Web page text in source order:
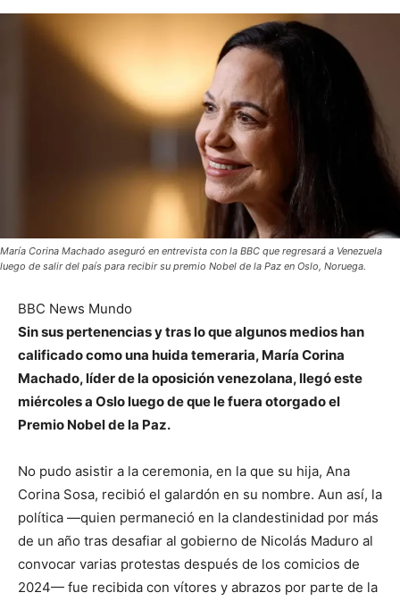
María Corina Machado aseguró en entrevista con la BBC que regresará a Venezuela
luego de salir del país para recibir su premio Nobel de la Paz en Oslo, Noruega.
BBC News Mundo
Sin sus pertenencias y tras lo que algunos medios han
calificado como una huida temeraria, María Corina
Machado, líder de la oposición venezolana, llegó este
miércoles a Oslo luego de que le fuera otorgado el
Premio Nobel de la Paz.
No pudo asistir a la ceremonia, en la que su hija, Ana
Corina Sosa, recibió el galardón en su nombre. Aun así, la
política —quien permaneció en la clandestinidad por más
de un año tras desafiar al gobierno de Nicolás Maduro al
convocar varias protestas después de los comicios de
2024— fue recibida con vítores y abrazos por parte de la